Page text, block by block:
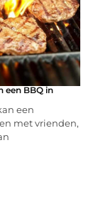
een BBQ in
een
met vrienden,